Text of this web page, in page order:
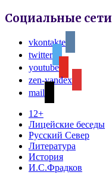
Социальные сети
vkontakte
twitter
youtube
zen-yandex
mail
12+
Лицейские беседы
Русский Север
Литература
История
И.С.Фрадков